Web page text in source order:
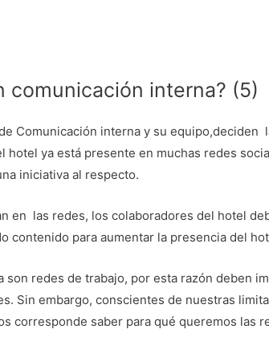
comunicación interna? (5)
Comunicación interna y su
ya está presente en muchas redes
iniciativa al respecto.
en las redes, los colaboradores del hotel
contenido para aumentar la presencia del
redes de trabajo, por esta razón deben
Sin embargo, conscientes de nuestras
corresponde saber para qué queremos las